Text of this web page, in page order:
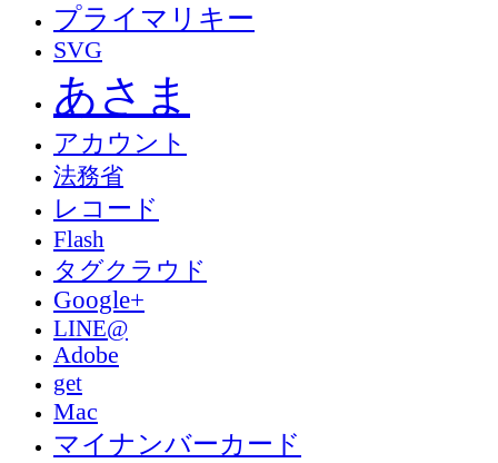
プライマリキー
SVG
あさま
アカウント
法務省
レコード
Flash
タグクラウド
Google+
LINE@
Adobe
get
Mac
マイナンバーカード